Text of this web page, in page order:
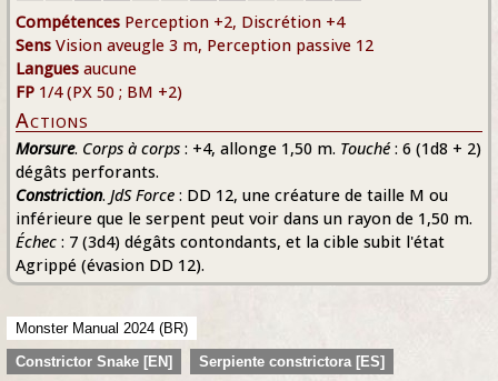
Compétences Perception +2, Discrétion +4
Sens Vision aveugle 3 m, Perception passive 12
Langues aucune
FP 1/4 (PX 50 ; BM +2)
Actions
Morsure. Corps à corps : +4, allonge 1,50 m. Touché : 6 (1d8 + 2)
dégâts perforants.
Constriction. JdS Force : DD 12, une créature de taille M ou
inférieure que le serpent peut voir dans un rayon de 1,50 m.
Échec : 7 (3d4) dégâts contondants, et la cible subit l'état
Agrippé (évasion DD 12).
Monster Manual 2024 (BR)
Constrictor Snake [EN]
Serpiente constrictora [ES]